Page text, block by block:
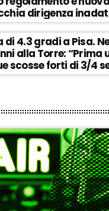
dirigenza
– ASCOLTA
di 4.3 gradi a Pisa.
alla Torre: “Prima
scosse forti di 3/4